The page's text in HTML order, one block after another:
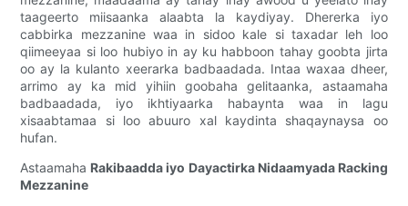
taageerto miisaanka alaabta la kaydiyay. Dhererka iyo
cabbirka mezzanine waa in sidoo kale si taxadar leh loo
qiimeeyaa si loo hubiyo in ay ku habboon tahay goobta jirta
oo ay la kulanto xeerarka badbaadada. Intaa waxaa dheer,
arrimo ay ka mid yihiin goobaha gelitaanka, astaamaha
badbaadada, iyo ikhtiyaarka habaynta waa in lagu
xisaabtamaa si loo abuuro xal kaydinta shaqaynaysa oo
hufan.
Astaamaha Rakibaadda iyo Dayactirka Nidaamyada Racking
Mezzanine